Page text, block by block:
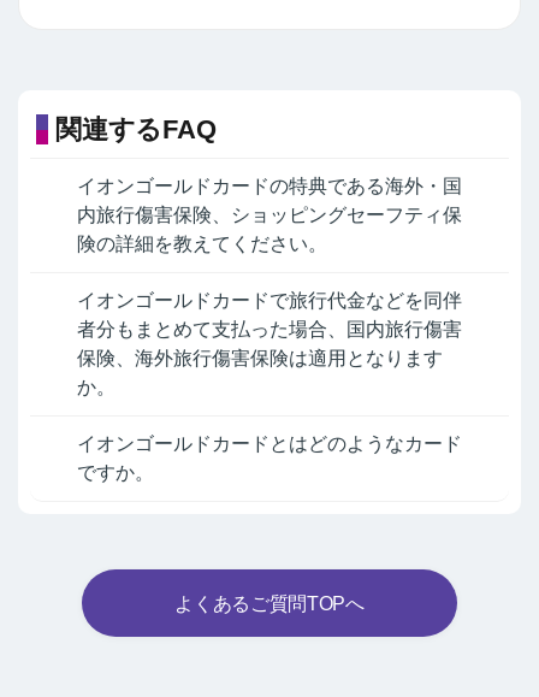
関連するFAQ
イオンゴールドカードの特典である海外・国
内旅行傷害保険、ショッピングセーフティ保
険の詳細を教えてください。
イオンゴールドカードで旅行代金などを同伴
者分もまとめて支払った場合、国内旅行傷害
保険、海外旅行傷害保険は適用となります
か。
イオンゴールドカードとはどのようなカード
ですか。
よくあるご質問TOPへ